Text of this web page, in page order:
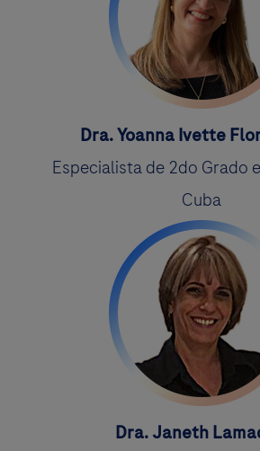
Dra. Yoanna Ivette
Especialista de 2do Grado
Cuba
Dra. Janeth